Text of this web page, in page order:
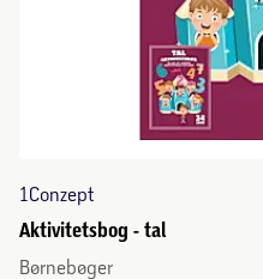
1Conzept
Aktivitetsbog - tal
Børnebøger